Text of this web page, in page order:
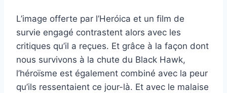
L’image offerte par l’Heróica et un film de
survie engagé contrastent alors avec les
critiques qu’il a reçues. Et grâce à la façon dont
nous survivons à la chute du Black Hawk,
l’héroïsme est également combiné avec la peur
qu’ils ressentaient ce jour-là. Et avec le malaise